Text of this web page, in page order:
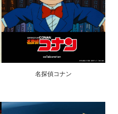
名探偵コナン